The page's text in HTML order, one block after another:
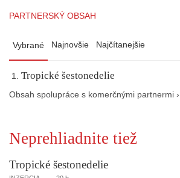
PARTNERSKÝ OBSAH
Vybrané Najnovšie Najčítanejšie
Tropické šestonedelie
Obsah spolupráce s komerčnými partnermi ›
Neprehliadnite tiež
Tropické šestonedelie